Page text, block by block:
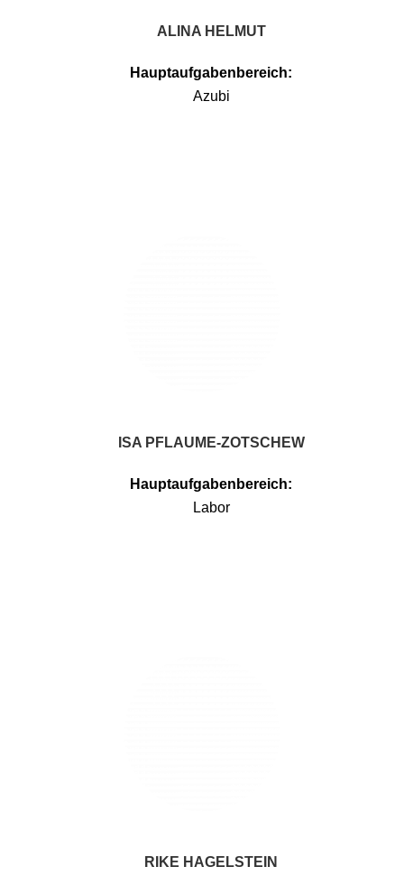
ALINA HELMUT
Hauptaufgabenbereich:
Azubi
ISA PFLAUME-ZOTSCHEW
Hauptaufgabenbereich:
Labor
RIKE HAGELSTEIN